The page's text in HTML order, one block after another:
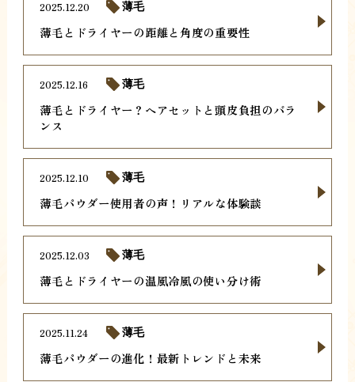
薄毛とドライヤーの距離と角度の重要性
2025.12.20 薄毛
薄毛とドライヤー？ヘアセットと頭皮負担のバラ
ンス
2025.12.16 薄毛
薄毛パウダー使用者の声！リアルな体験談
2025.12.10 薄毛
薄毛とドライヤーの温風冷風の使い分け術
2025.12.03 薄毛
薄毛パウダーの進化！最新トレンドと未来
2025.11.24 薄毛